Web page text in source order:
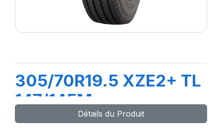
305/70R19.5 XZE2+ TL
147/145M
Détails du Produit